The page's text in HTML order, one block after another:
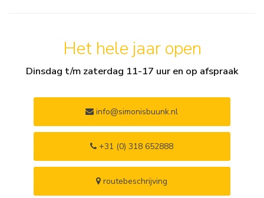
Het hele jaar open
Dinsdag t/m zaterdag 11-17 uur en op afspraak
info@simonisbuunk.nl
+31 (0) 318 652888
routebeschrijving